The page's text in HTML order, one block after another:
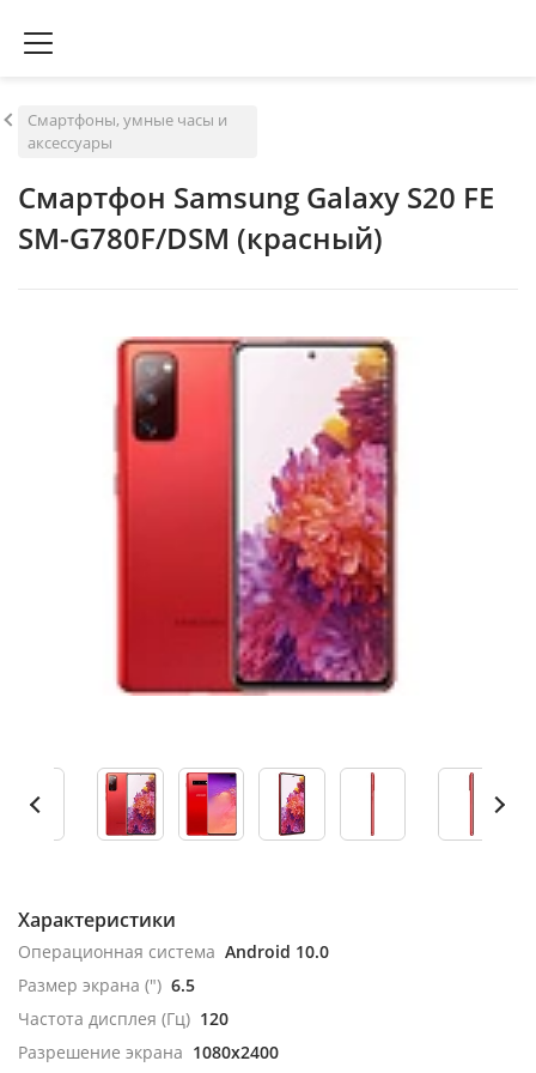
Смартфоны, умные часы и
аксессуары
Смартфон Samsung Galaxy S20 FE
SM-G780F/DSM (красный)
Характеристики
Операционная система Android 10.0
Размер экрана (") 6.5
Частота дисплея (Гц) 120
Разрешение экрана 1080x2400